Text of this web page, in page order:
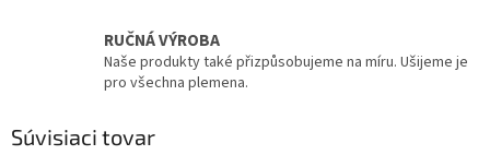
RUČNÁ VÝROBA
Naše produkty také přizpůsobujeme na míru. Ušijeme je
pro všechna plemena.
Súvisiaci tovar